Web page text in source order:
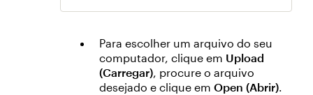
Para escolher um arquivo do seu
computador, clique em Upload
(Carregar), procure o arquivo
desejado e clique em Open (Abrir).